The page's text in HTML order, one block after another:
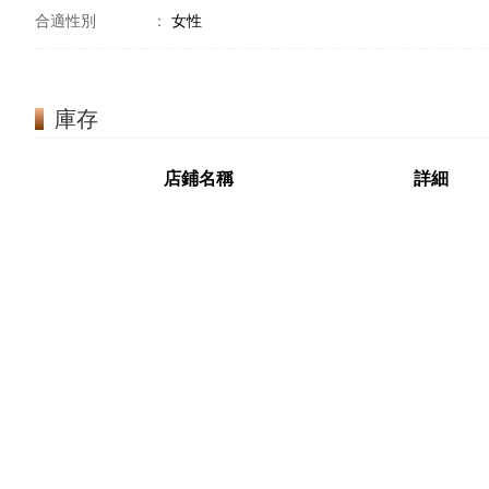
合適性別 ： 女性
庫存
店鋪名稱 詳細